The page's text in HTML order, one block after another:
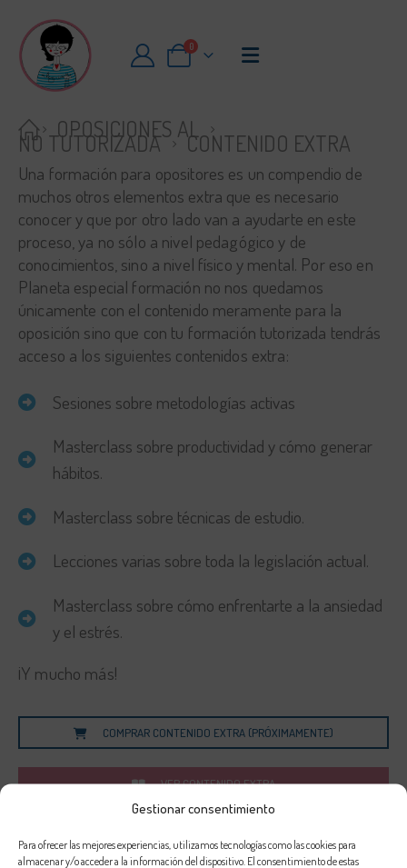
Gestionar consentimiento
Para ofrecer las mejores experiencias, utilizamos tecnologías como las cookies para
almacenar y/o acceder a la información del dispositivo. El consentimiento de estas
0
OPOSICIONES AL
NO TUTORIZADA CONTENIDO EXTRA
Una formación para opositores es un compendio de
muchos otros elementos extra que es necesario
conocer y que por otro lado van a ayudarte en este
proceso, ya no sólo a nivel pedagógico y de
conocimientos, sino a nivel físico y mental. Por eso en
Planeta especial formación no nos quedamos
únicamente con el contenido meramente para la
oposición sino que con tu formación tutorizada tendrás
acceso a los siguientes contenidos extra:
Sesiones sobre metodologías activas
Masterclass sobre productividad y cómo generar
hábitos.
Masterclass sobre técnicas de estudio.
Lecciones varias sobre toda la legislación actual.
Masterclass sobre cómo enfrentarte a la ansiedad
y el estrés.
¡Y mucho más!
COMPRAR CONTENIDO EXTRA (PRÓXIMAMENTE)
VER CONTENIDO EXTRA